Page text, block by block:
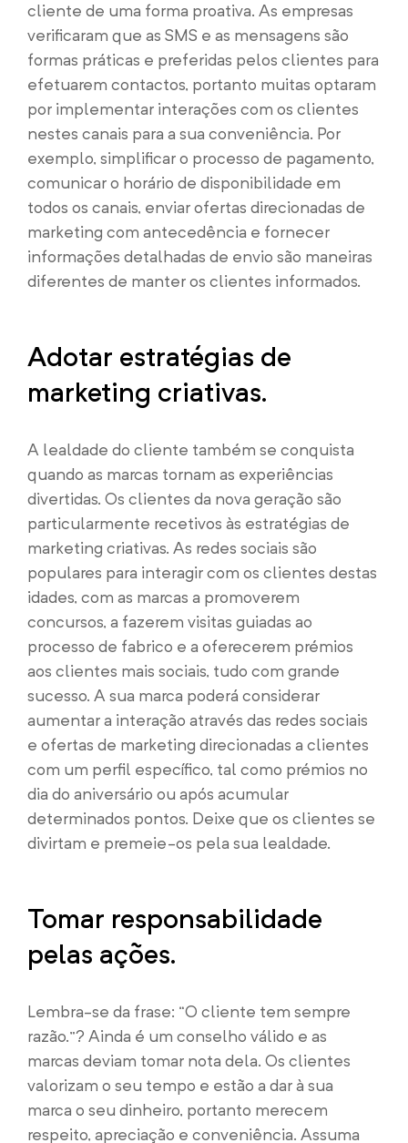
cliente de uma forma proativa. As empresas
verificaram que as SMS e as mensagens são
formas práticas e preferidas pelos clientes para
efetuarem contactos, portanto muitas optaram
por implementar interações com os clientes
nestes canais para a sua conveniência. Por
exemplo, simplificar o processo de pagamento,
comunicar o horário de disponibilidade em
todos os canais, enviar ofertas direcionadas de
marketing com antecedência e fornecer
informações detalhadas de envio são maneiras
diferentes de manter os clientes informados.
Adotar estratégias de
marketing criativas.
A lealdade do cliente também se conquista
quando as marcas tornam as experiências
divertidas. Os clientes da nova geração são
particularmente recetivos às estratégias de
marketing criativas. As redes sociais são
populares para interagir com os clientes destas
idades, com as marcas a promoverem
concursos, a fazerem visitas guiadas ao
processo de fabrico e a oferecerem prémios
aos clientes mais sociais, tudo com grande
sucesso. A sua marca poderá considerar
aumentar a interação através das redes sociais
e ofertas de marketing direcionadas a clientes
com um perfil específico, tal como prémios no
dia do aniversário ou após acumular
determinados pontos. Deixe que os clientes se
divirtam e premeie-os pela sua lealdade.
Tomar responsabilidade
pelas ações.
Lembra-se da frase: “O cliente tem sempre
razão.”? Ainda é um conselho válido e as
marcas deviam tomar nota dela. Os clientes
valorizam o seu tempo e estão a dar à sua
marca o seu dinheiro, portanto merecem
respeito, apreciação e conveniência. Assuma